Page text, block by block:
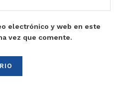
electrónico y web en este
vez que comente.